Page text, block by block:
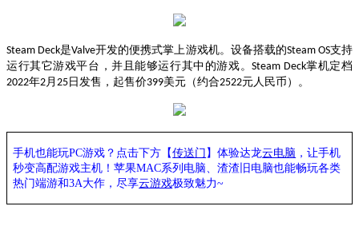
Steam Deck是Valve开发的便携式掌上游戏机。设备搭载的Steam OS支持
运行其它游戏平台，并且能够运行其中的游戏。Steam Deck掌机定档
2022年2 月 25 日发售，起售价399美元（约合2522元人民币）。
手机也能玩PC游戏？点击下方【传送门 】体验达龙云电脑 ，让手机
秒变高配游戏主机 ！苹果MAC系列电脑、渣渣旧电脑也能畅玩各类
热门端游和3A大作， 尽享云游戏极致魅力~